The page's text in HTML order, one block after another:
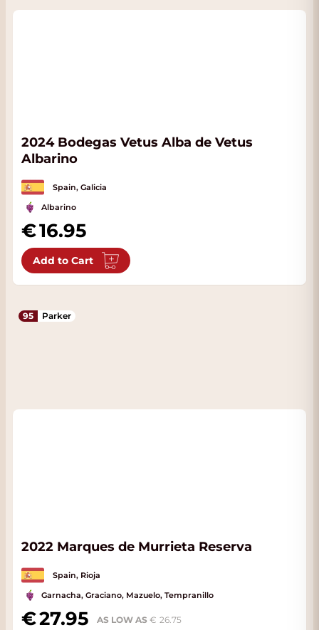
2024 Bodegas Vetus Alba de Vetus
Albarino
Spain, Galicia
Albarino
16.95
Add to Cart
95 Parker
2022 Marques de Murrieta Reserva
Spain, Rioja
Garnacha, Graciano, Mazuelo, Tempranillo
27.95 AS LOW AS 26.75